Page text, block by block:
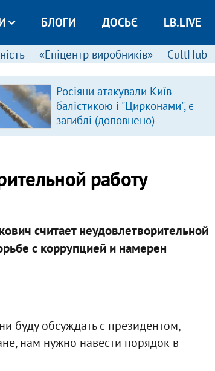
БЛОГИ ДОСЬЄ LB.LIVE
«Епіцентр виробників» CultHub
Росіяни атакували Київ
балістикою і "Цирконами", є
загиблі (доповнено)
работу
считает неудовлетворительной
с коррупцией и намерен
буду обсуждать с президентом,
нам нужно навести порядок в